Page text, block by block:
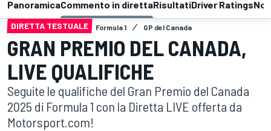
PanoramicaCommento in direttaRisultatiDriver Ratings
DIRETTA TESTUALE Formula 1 GP del Canada
GRAN PREMIO DEL CANADA,
LIVE QUALIFICHE
Seguite le qualifiche del Gran Premio del Canada
2025 di Formula 1 con la Diretta LIVE offerta da
Motorsport.com!